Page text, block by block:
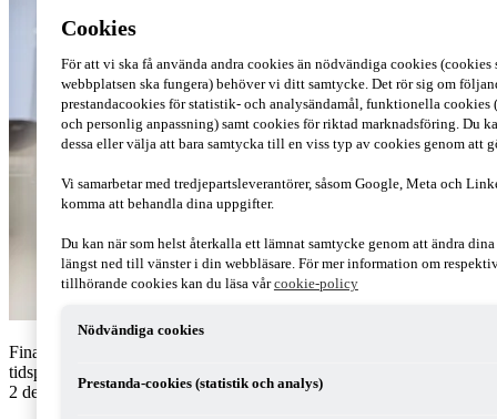
Finansdepartementet lämnade tidigare i år ett förslag om att förlänga
tidsperioden för den så kallade expertskatten från tre till fem år. Den
2 december beslutade riksdagen om förslaget.
Cookies
För att vi ska få använda andra cookies än nödvändiga cookies (cookies
webbplatsen ska fungera) behöver vi ditt samtycke. Det rör sig om
prestandacookies för statistik- och analysändamål, funktionella
och personlig anpassning) samt cookies för riktad marknadsföring. Du
dessa eller välja att bara samtycka till en viss typ av cookies genom att
Vi samarbetar med tredjepartsleverantörer, såsom Google, Meta och
komma att behandla dina uppgifter.
Du kan när som helst återkalla ett lämnat samtycke genom att ändra
längst ned till vänster i din webbläsare. För mer information om
tillhörande cookies kan du läsa vårcookie-policy
Nödvändiga cookies
Prestanda-cookies (statistik och analys)